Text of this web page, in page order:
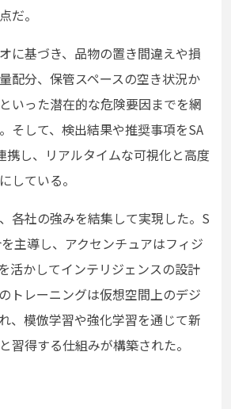
だ。
に基づき、品物の置き間違えや損
配分、保管スペースの空き状況か
いった潜在的な危険要因までを網
そして、検出結果や推奨事項をSA
携し、リアルタイムな可視化と高度
している。
各社の強みを結集して実現した。S
主導し、アクセンチュアはフィジ
活かしてインテリジェンスの設計
トレーニングは仮想空間上のデジ
、模倣学習や強化学習を通じて新
習得する仕組みが構築された。